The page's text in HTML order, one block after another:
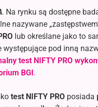
. Na rynku są dostępne
nazywane
lub określane jako to
występujące pod inną
test NIFTY PRO
BGI .
test NIFTY PRO posiada